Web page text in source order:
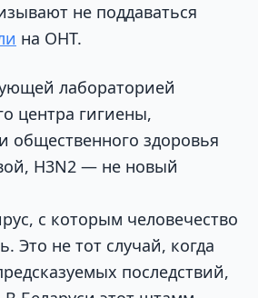
не поддаваться
на ОНТ.
лабораторией
центра гигиены,
общественного здоровья
H3N2 — не новый
с которым человечество
Это не тот случай, когда
последствий,